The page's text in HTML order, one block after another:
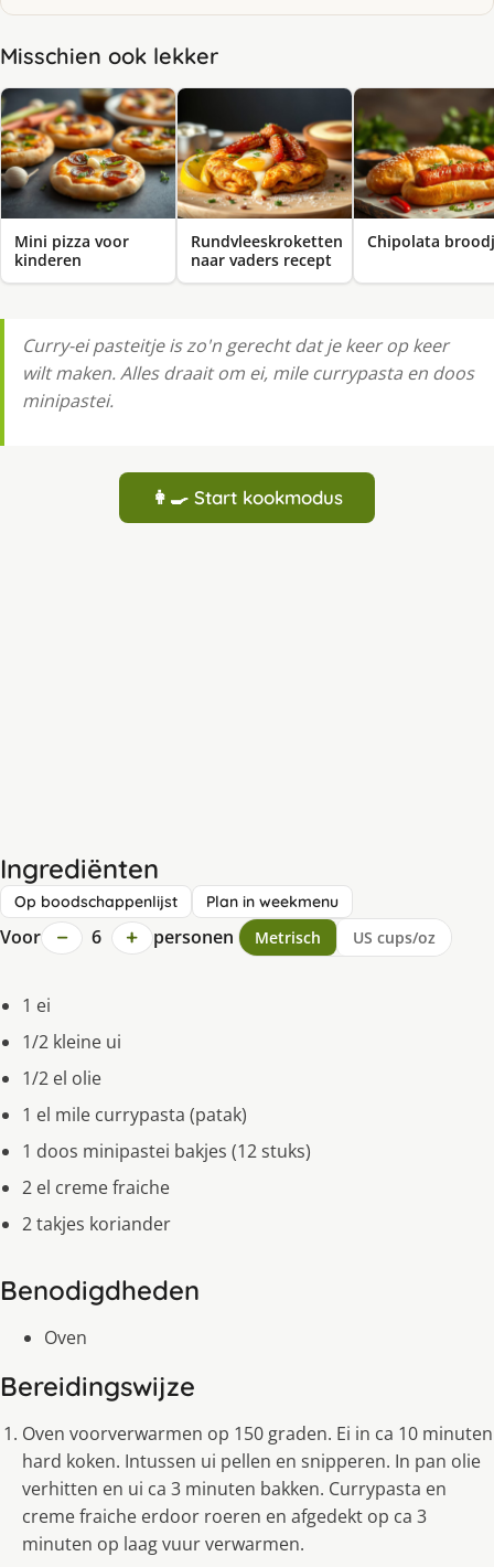
Misschien ook lekker
Mini pizza voor
kinderen
Rundvleeskroketten
naar vaders recept
Chipolata
Curry-ei pasteitje is zo'n gerecht dat je keer op keer
wilt maken. Alles draait om ei, mile currypasta en doos
minipastei.
👩‍🍳 Start kookmodus
Ingrediënten
Op boodschappenlijst Plan in weekmenu
Voor − 6 + personen Metrisch US cups/oz
1 ei
1/2 kleine ui
1/2 el olie
1 el mile currypasta (patak)
1 doos minipastei bakjes (12 stuks)
2 el creme fraiche
2 takjes koriander
Benodigdheden
Oven
Bereidingswijze
Oven voorverwarmen op 150 graden. Ei in ca 10 minuten
hard koken. Intussen ui pellen en snipperen. In pan olie
verhitten en ui ca 3 minuten bakken. Currypasta en
creme fraiche erdoor roeren en afgedekt op ca 3
minuten op laag vuur verwarmen.